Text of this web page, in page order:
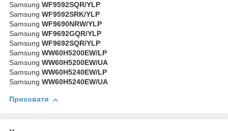
Samsung WF9592SQR/YLP
Samsung WF9592SRK/YLP
Samsung WF9690NRW/YLP
Samsung WF9692GQR/YLP
Samsung WF9692SQR/YLP
Samsung WW60H5200EW/LP
Samsung WW60H5200EW/UA
Samsung WW60H5240EW/LP
Samsung WW60H5240EW/UA
Приховати